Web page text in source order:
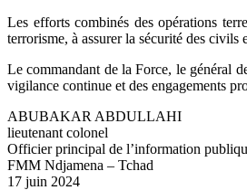
Les efforts combinés des opérations
terrorisme, à assurer la sécurité des
Le commandant de la Force, le général
vigilance continue et des engagements
ABUBAKAR ABDULLAHI
lieutenant colonel
Officier principal de l’information
FMM Ndjamena – Tchad
17 juin 2024